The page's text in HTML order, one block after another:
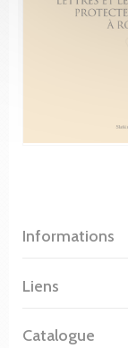
Informations
Liens
Catalogue